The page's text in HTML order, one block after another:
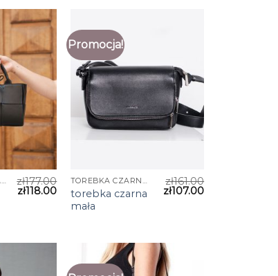
TOREBKA CZARNA MAŁA zł177.00
zł118.00
Promocja!
TOREBKA CZARNA MAŁA
torebka czarna
mała
zł161.00
zł107.00